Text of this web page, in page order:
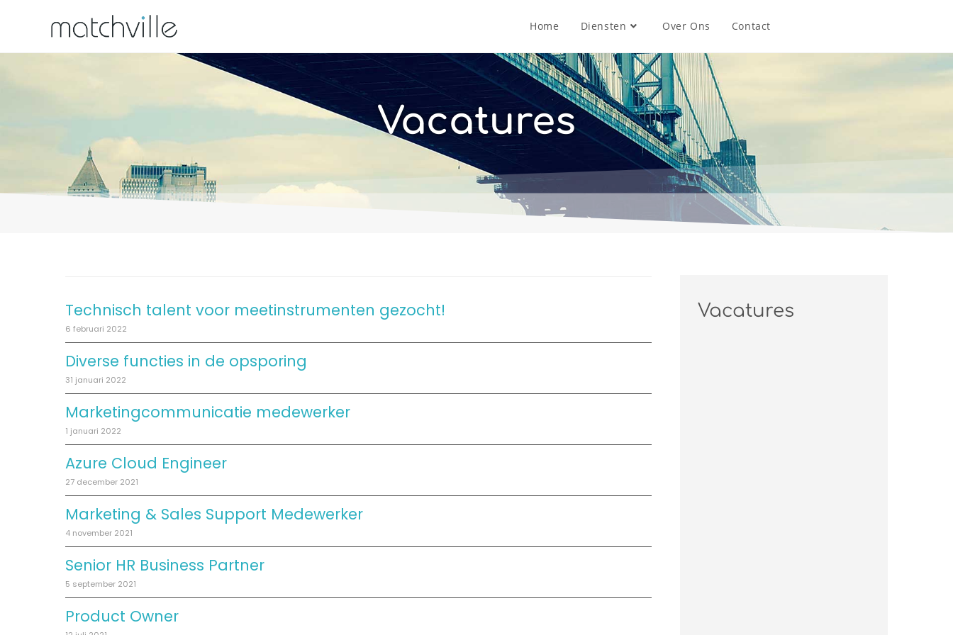
Home Diensten Over Ons Contact
Vacatures
Technisch talent voor meetinstrumenten gezocht!
6 februari 2022
Diverse functies in de opsporing
31 januari 2022
Marketingcommunicatie medewerker
1 januari 2022
Azure Cloud Engineer
27 december 2021
Marketing & Sales Support Medewerker
4 november 2021
Senior HR Business Partner
5 september 2021
Product Owner
Vacatures